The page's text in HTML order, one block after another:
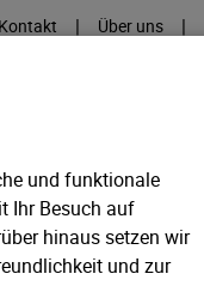
| Über uns |
IT
und funktionale
Ihr Besuch auf
hinaus setzen wir
und zur